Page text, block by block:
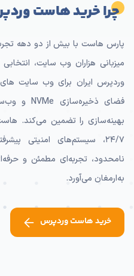
چرا خرید هاست
پارس هاست با بیش از دو دهه
میزبانی هزاران وب سایت،
وردپرس ایران برای وب سایت
بهینه‌سازی را تضمین می‌کند.
۲۴/۷، سیستم‌های امنیتی
نامحدود، تجربه‌ای مطمئن و
به‌ارمغان می‌آورد.
خرید هاست وردپرس